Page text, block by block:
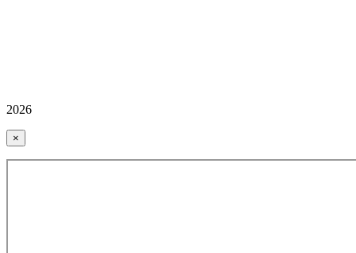
2026
×